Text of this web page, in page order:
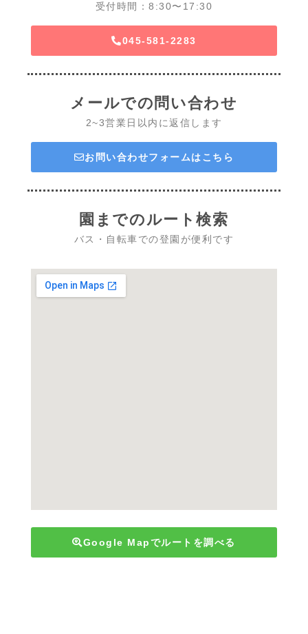
受付時間：8:30〜17:30
045-581-2283
メールでの問い合わせ
2~3営業日以内に返信します
お問い合わせフォームはこちら
園までのルート検索
バス・自転車での登園が便利です
Google Mapでルートを調べる